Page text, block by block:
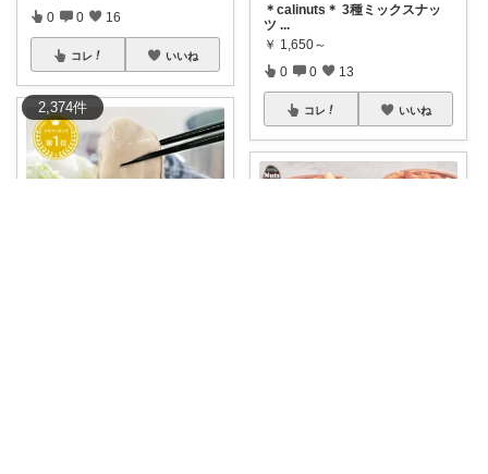
2,374件
0 0 16
コレ いいね
＊calinuts＊ 3種ミックスナッ
ツ ...
￥ 1,650～
0 0 13
コレ いいね